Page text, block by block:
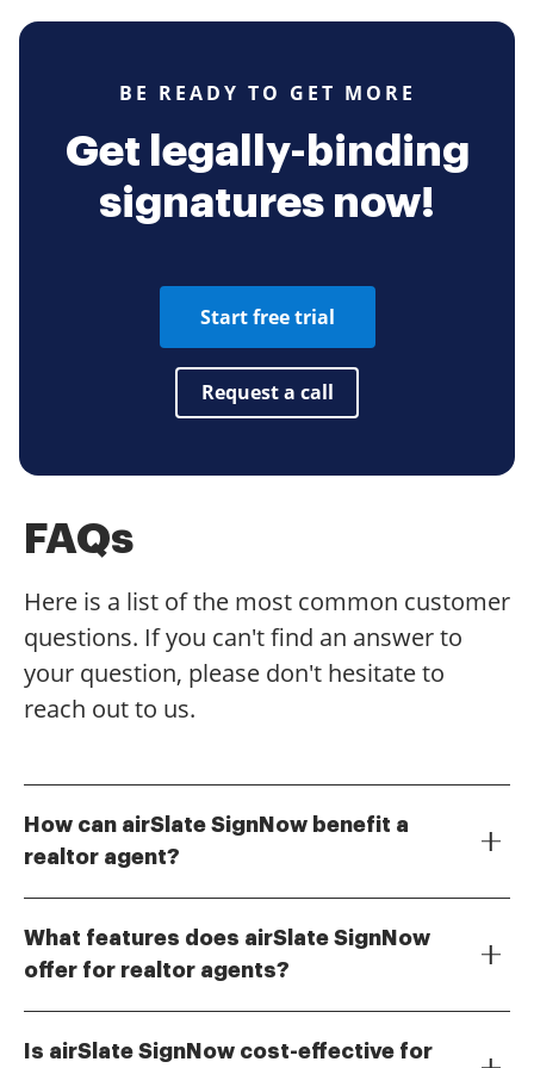
BE READY TO GET MORE
Get legally-binding
signatures now!
Start free trial
Request a call
FAQs
Here is a list of the most common customer
questions. If you can't find an answer to
your question, please don't hesitate to
reach out to us.
How can airSlate SignNow benefit a
realtor agent?
enhancing efficiency in transactions. With its user-
friendly interface, realtor agents can quickly manage
also helps in maintaining professionalism in every
What features does airSlate SignNow
offer for realtor agents?
storage, all tailored for realtor agents. These tools
Is airSlate SignNow cost-effective for